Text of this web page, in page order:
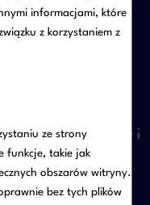
zasad współpracy i
które pozwalają
informacjami, które
z korzystaniem z
ze strony
funkcje, takie jak
obszarów witryny.
bez tych plików